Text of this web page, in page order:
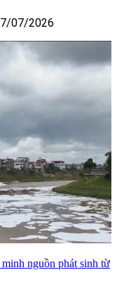
07/2026
nguồn phát sinh từ